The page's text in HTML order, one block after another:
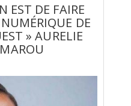
EST DE FAIRE
DE
» AURELIE